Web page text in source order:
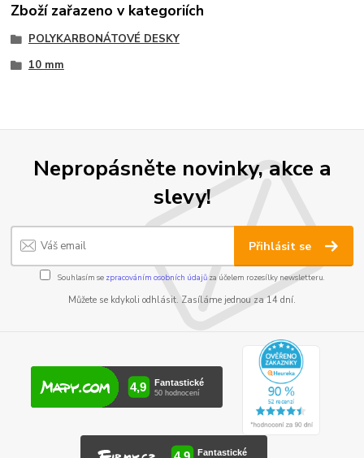
Zboží zařazeno v kategoriích
POLYKARBONÁTOVÉ DESKY
10 mm
Nepropásněte novinky, akce a
slevy!
Přihlásit se
Souhlasím se zpracováním osobních údajůza účelem rozesílky newsletteru.
Můžete se kdykoli odhlásit. Zasíláme jednou za 14 dní.